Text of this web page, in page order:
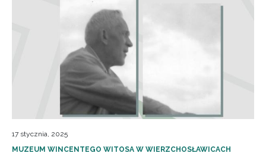
17 stycznia, 2025
MUZEUM WINCENTEGO WITOSA W WIERZCHOSŁAWICACH